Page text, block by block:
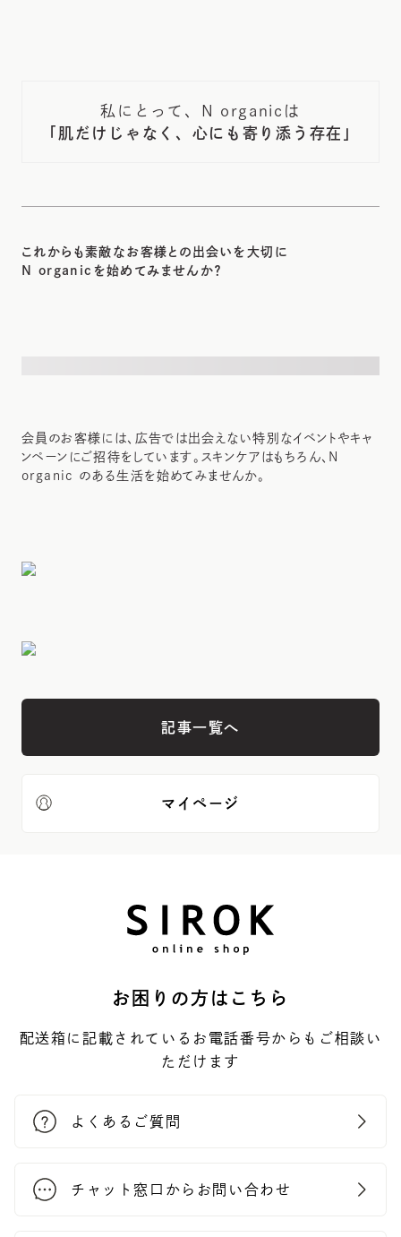
私にとって、N organicは
「肌だけじゃなく、心にも寄り添う存在」
これからも素敵なお客様との出会いを大切に
N organicを始めてみませんか？
会員のお客様には、広告では出会えない特別なイベントやキャ
ンペーンにご招待をしています。スキンケアはもちろん、N
organic のある生活を始めてみませんか。
記事一覧へ
マイページ
お困りの方はこちら
配送箱に記載されているお電話番号からもご相談い
ただけます
よくあるご質問
チャット窓口からお問い合わせ